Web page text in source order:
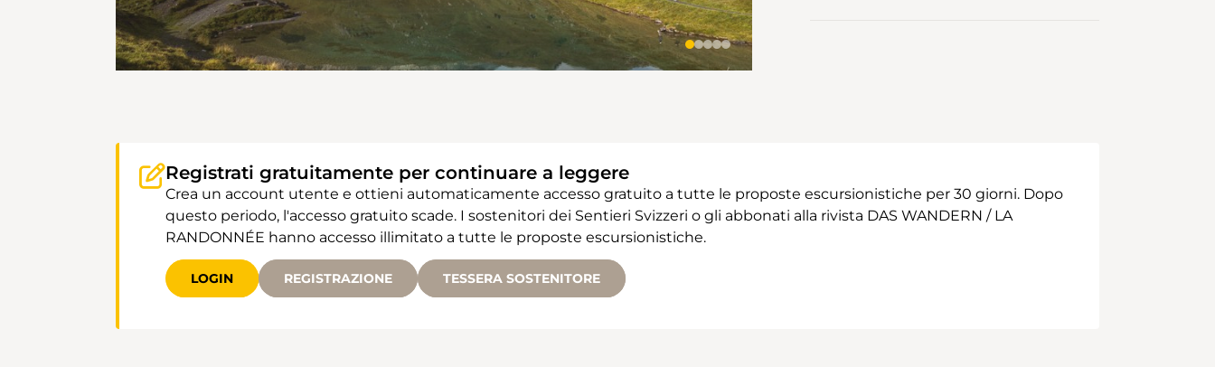
Registrati gratuitamente per continuare a leggere
Crea un account utente e ottieni automaticamente accesso gratuito a tutte le proposte escursionistiche per 30 giorni. Dopo
questo periodo, l'accesso gratuito scade. I sostenitori dei Sentieri Svizzeri o gli abbonati alla rivista DAS WANDERN / LA
RANDONNÉE hanno accesso illimitato a tutte le proposte escursionistiche.
LOGIN REGISTRAZIONE TESSERA SOSTENITORE